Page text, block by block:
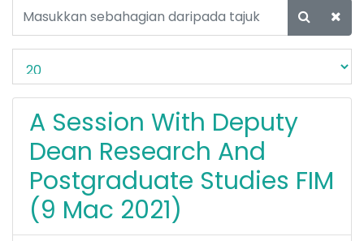
A Session With Deputy
Dean Research And
Postgraduate Studies FIM
(9 Mac 2021)